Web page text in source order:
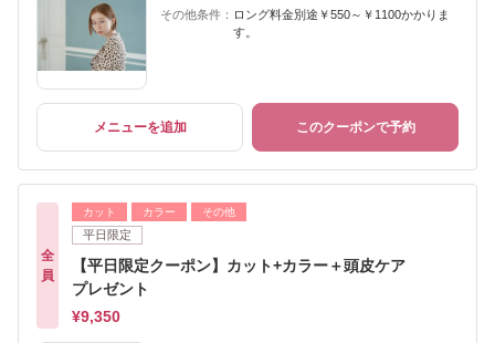
その他条件： ロング料金別途￥550～￥1100かかりま
す。
メニューを追加 このクーポンで予約
全
員
カット カラー その他
平日限定
【平日限定クーポン】カット+カラー＋頭皮ケア
プレゼント
¥9,350